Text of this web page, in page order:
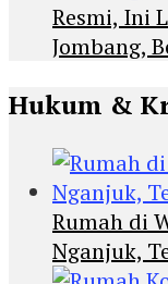
Resmi, Ini
Jombang,
Hukum &
Rumah di
Nganjuk,